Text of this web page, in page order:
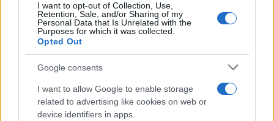
I want to opt-out of Collection, Use,
Retention, Sale, and/or Sharing of my
Personal Data that Is Unrelated with the
Purposes for which it was collected.
Opted Out
Google consents
I want to allow Google to enable storage
related to advertising like cookies on web or
device identifiers in apps.